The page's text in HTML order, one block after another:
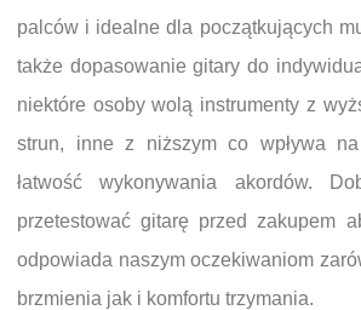
palców i idealne dla początkujących
także dopasowanie gitary do
niektóre osoby wolą instrumenty z
strun, inne z niższym co wpływa
łatwość wykonywania akordów.
przetestować gitarę przed zakupem
odpowiada naszym oczekiwaniom
brzmienia jak i komfortu trzymania.